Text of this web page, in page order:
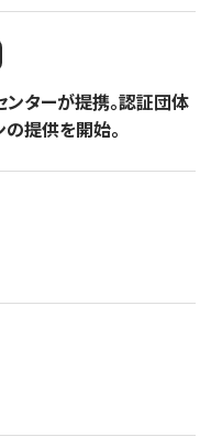
ターが提携。認証団体
提供を開始。